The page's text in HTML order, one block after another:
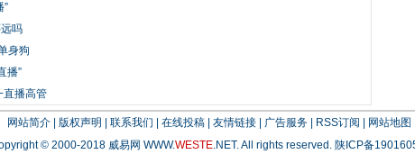
”
吗
身狗
播”
直播高管
网站简介| 版权声明 联系我们 在线投稿| 友情链接| 广告服务| RSS订阅 网站地图
© 2000-2018 威易网 WWW.WESTE.NET. All rights reserved. 陕ICP备